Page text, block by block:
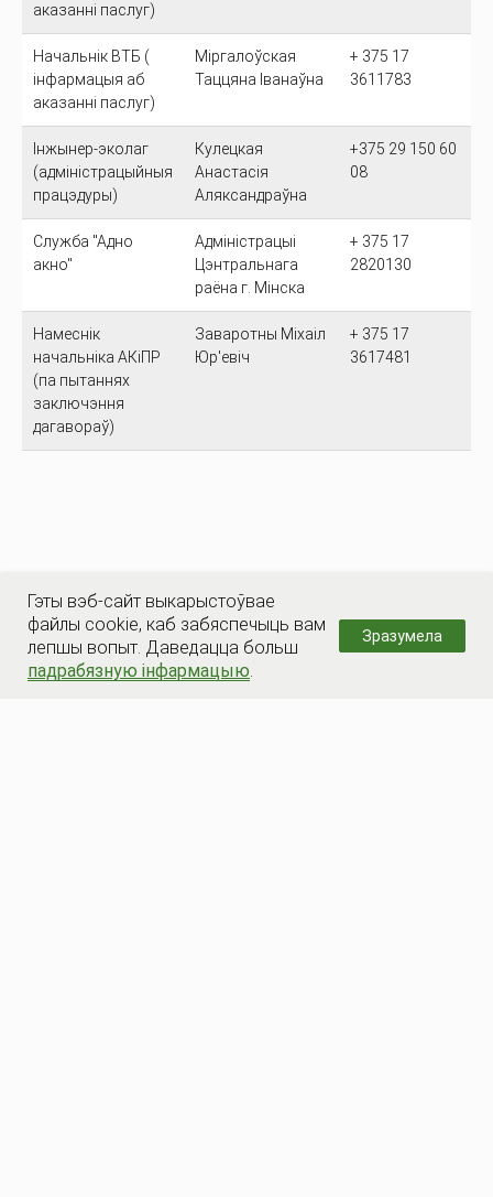
Гэты вэб-сайт выкарыстоўвае
файлы cookie, каб забяспечыць вам
лепшы вопыт. Даведацца больш
падрабязную інфармацыю.
Зразумела
аказанні паслуг)
Начальнік ВТБ (
інфармацыя аб
аказанні паслуг)
Міргалоўская
Таццяна Іванаўна
+ 375 17
3611783
Інжынер-эколаг
(адміністрацыйныя
працэдуры)
Кулецкая
Анастасія
Аляксандраўна
+375 29 150 60
08
Служба "Адно
акно"
Адміністрацыі
Цэнтральнага
раёна г. Мінска
+ 375 17
2820130
Намеснік
начальніка АКіПР
(па пытаннях
заключэння
дагавораў)
Заваротны Міхаіл
Юр'евіч
+ 375 17
3617481